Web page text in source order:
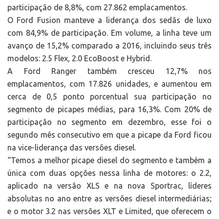
participação de 8,8%, com 27.862 emplacamentos.
O Ford Fusion manteve a liderança dos sedãs de luxo
com 84,9% de participação. Em volume, a linha teve um
avanço de 15,2% comparado a 2016, incluindo seus três
modelos: 2.5 Flex, 2.0 EcoBoost e Hybrid.
A Ford Ranger também cresceu 12,7% nos
emplacamentos, com 17.826 unidades, e aumentou em
cerca de 0,5 ponto porcentual sua participação no
segmento de picapes médias, para 16,3%. Com 20% de
participação no segmento em dezembro, esse foi o
segundo mês consecutivo em que a picape da Ford ficou
na vice-liderança das versões diesel.
“Temos a melhor picape diesel do segmento e também a
única com duas opções nessa linha de motores: o 2.2,
aplicado na versão XLS e na nova Sportrac, líderes
absolutas no ano entre as versões diesel intermediárias;
e o motor 3.2 nas versões XLT e Limited, que oferecem o